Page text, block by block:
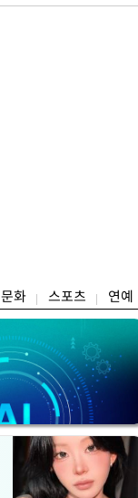
문화 스포츠 연예